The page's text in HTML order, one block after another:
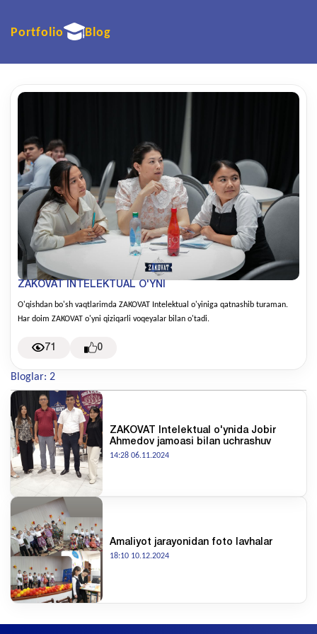
Portfolio Blog
ZAKOVAT INTELEKTUAL O'YNI
O'qishdan bo'sh vaqtlarimda ZAKOVAT Intelektual o'yiniga qatnashib turaman.
Har doim ZAKOVAT o'yni qiziqarli voqeyalar bilan o'tadi.
71 0
Bloglar: 2
ZAKOVAT Intelektual o'ynida Jobir
Ahmedov jamoasi bilan uchrashuv
14:28 06.11.2024
Amaliyot jarayonidan foto lavhalar
18:10 10.12.2024